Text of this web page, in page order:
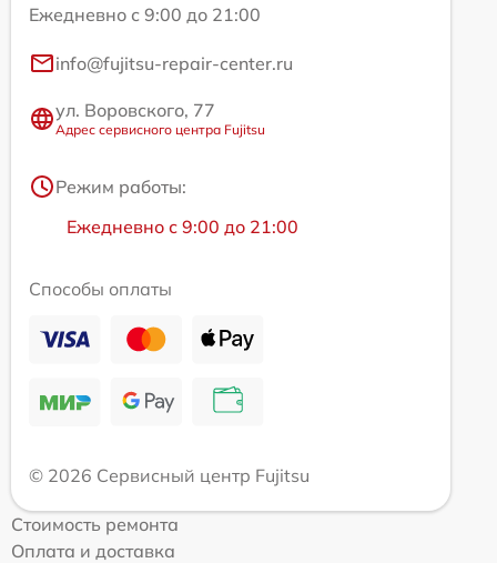
Ежедневно с 9:00 до 21:00
info@fujitsu-repair-center.ru
ул. Воровского, 77
Адрес сервисного центра Fujitsu
Режим работы:
Ежедневно с 9:00 до 21:00
Способы оплаты
© 2026 Сервисный центр Fujitsu
Стоимость ремонта
Оплата и доставка